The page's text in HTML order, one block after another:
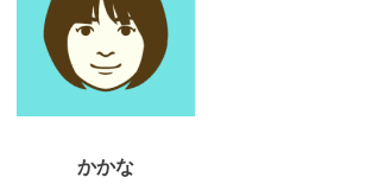
かかな